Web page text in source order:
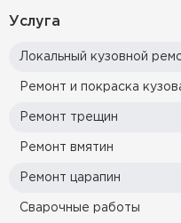
Услуга
Локальный кузовной
Ремонт и покраска
Ремонт трещин
Ремонт вмятин
Ремонт царапин
Сварочные работы